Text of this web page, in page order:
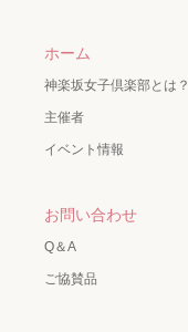
ホーム
神楽坂女子倶楽部とは？
主催者
イベント情報
お問い合わせ
Q＆A
ご協賛品